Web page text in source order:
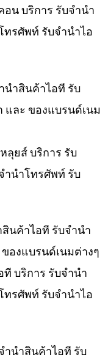
น บริการ รับจำนำ
รศัพท์ รับจำนำไอ
นำสินค้าไอที รับ
และ ของแบรนด์เนม
ลุยส์ บริการ รับ
ำนำโทรศัพท์ รับ
นค้าไอที รับจำนำ
องแบรนด์เนมต่างๆ
บริการ รับจำนำ
รศัพท์ รับจำนำไอ
ำนำสินค้าไอที รับ